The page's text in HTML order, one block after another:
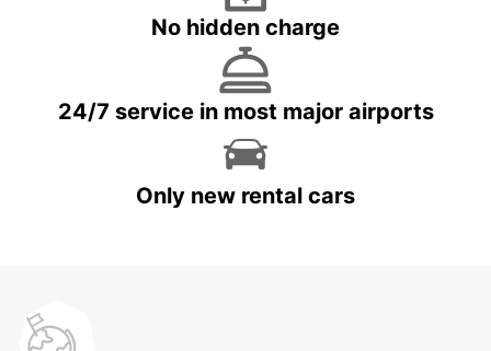
No hidden charge
24/7 service in most major airports
Only new rental cars